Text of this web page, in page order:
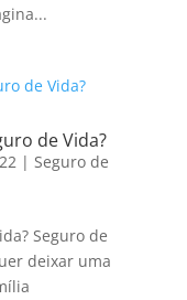
de Vida?
| Seguro de
Seguro de
deixar uma